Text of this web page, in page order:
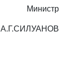
Министр
А.Г.СИЛУАНОВ